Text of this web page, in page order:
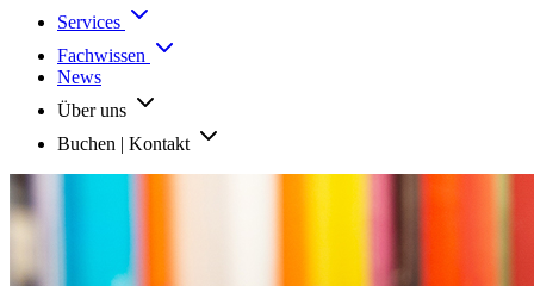
Services
Fachwissen
News
Über uns
Buchen | Kontakt